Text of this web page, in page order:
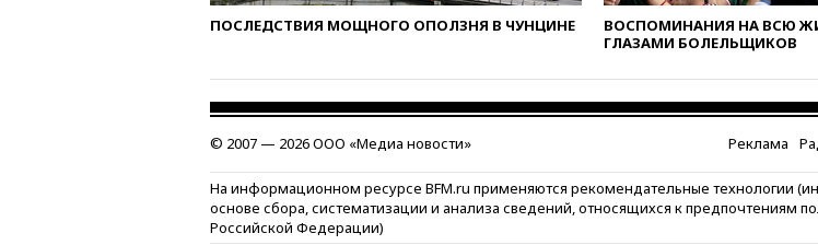
вчера,
погибла
Альпах
вчера,
горение
вчера,
Черном
ПОСЛЕДСТВИЯ МОЩНОГО ОПОЛЗНЯ В ЧУНЦИНЕ
ВОСПОМИНАНИЯ НА ВСЮ
ГЛАЗАМИ БОЛЕЛЬЩИКОВ
© 2007 — 2026 ООО «Медиа новости» Реклама
На информационном ресурсе BFM.ru применяются рекомендательные технологии
основе сбора, систематизации и анализа сведений, относящихся к предпочтениям
Российской Федерации)